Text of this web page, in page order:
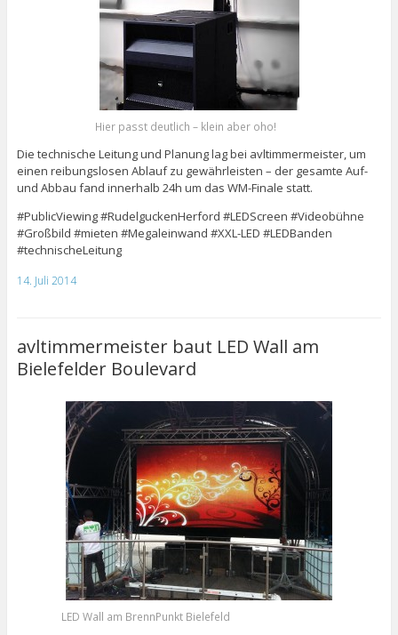
Hier passt deutlich – klein aber oho!
Die technische Leitung und Planung lag bei avltimmermeister, um
einen reibungslosen Ablauf zu gewährleisten – der gesamte Auf-
und Abbau fand innerhalb 24h um das WM-Finale statt.
#PublicViewing #RudelguckenHerford #LEDScreen #Videobühne
#Großbild #mieten #Megaleinwand #XXL-LED #LEDBanden
#technischeLeitung
14. Juli 2014
avltimmermeister baut LED Wall am
Bielefelder Boulevard
LED Wall am BrennPunkt Bielefeld